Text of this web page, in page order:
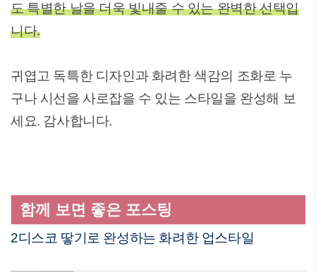
도 특별한 날을 더욱 빛내줄 수 있는 완벽한 선택입
니다.
귀엽고 독특한 디자인과 화려한 색감의 조화로 누
구나 시선을 사로잡을 수 있는 스타일을 완성해 보
세요. 감사합니다.
함께 보면 좋은 포스팅
2디스코 땋기로 완성하는 화려한 업스타일